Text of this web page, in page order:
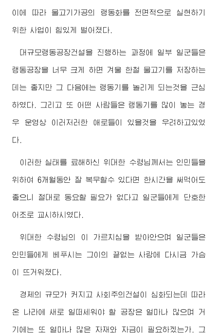
이에 따라 물고기가공의 랭동화를 전면적으로 실현하기
위한 사업이 힘있게 벌어졌다.
대규모랭동공장건설을 진행하는 과정에 일부 일군들은
랭동공장을 너무 크게 하면 겨울 한철 물고기를 저장하는
데는 좋지만 그 다음에는 랭동기를 놀리게 되는것을 근심
하였다. 그리고 또 어떤 사람들은 랭동기를 많이 놓는 경
우 운영상 이러저러한 애로들이 있을것을 우려하고있었
다.
이러한 실태를 료해하신위대한 수령님께서 는 인민들을
위하여 6개월동안 잘 복무할수 있다면 한시간을 써먹어도
좋으니 절대로 동요할 필요가 없다고 일군들에게 단호한
어조로 교시하시였다.
위대한 수령님의 이 가르치심을 받아안으며 일군들은
인민들에게 베푸시는 그이의 끝없는 사랑에 다시금 가슴
이 뜨거워졌다.
경제의 규모가 커지고 사회주의건설이 심화되는데 따라
온 나라에 새로 일떠세워야 할 공장은 얼마나 많으며 거
기에는 또 얼마나 많은 자재와 자금이 필요하겠는가. 그